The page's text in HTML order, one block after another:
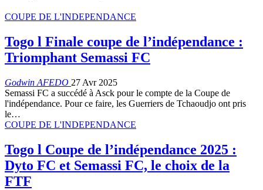
COUPE DE L'INDEPENDANCE
Togo l Finale coupe de l’indépendance :
Triomphant Semassi FC
Godwin AFEDO 27 Avr 2025
Semassi FC a succédé à Asck pour le compte de la Coupe de
l'indépendance. Pour ce faire, les Guerriers de Tchaoudjo ont pris
le…
COUPE DE L'INDEPENDANCE
Togo l Coupe de l’indépendance 2025 :
Dyto FC et Semassi FC, le choix de la
FTF